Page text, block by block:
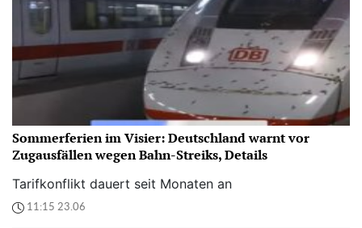
Sommerferien im Visier: Deutschland warnt vor
Zugausfällen wegen Bahn-Streiks, Details
Tarifkonflikt dauert seit Monaten an
11:15 23.06